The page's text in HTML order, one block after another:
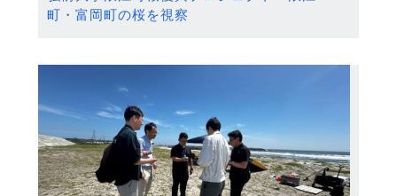
町・富岡町の桜を視察